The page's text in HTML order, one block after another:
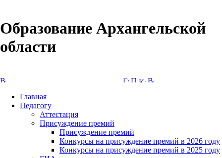
Образование Архангельской
области
Главная
Педагогу
Аттестация
Присуждение премий
Присуждение премий
Конкурсы на присуждение премий в 2026 году
Конкурсы на присуждение премий в 2025 году